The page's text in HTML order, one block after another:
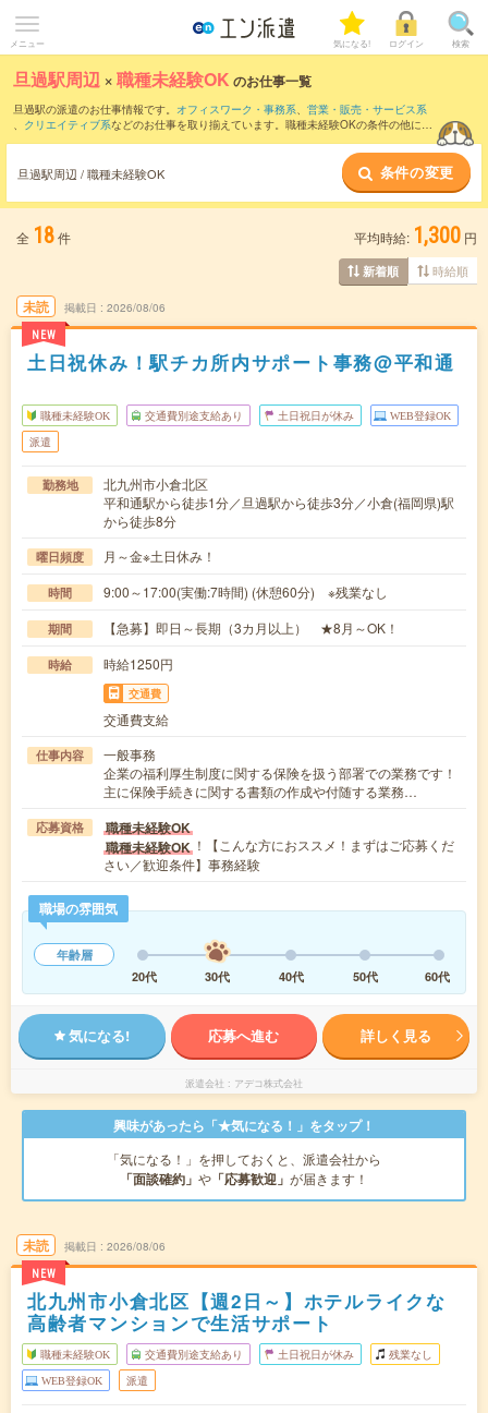
メニュー 気になる! ログイン 検索
旦過駅周辺 ×職種未経験OK のお仕事一覧
旦過駅の派遣のお仕事情報です。 オフィスワーク・事務系、 営業・販売・サービス系
、 クリエイティブ系などのお仕事を取り揃えています。職種未経験OKの条件の他に、
旦過駅周辺 / 職種未経験OK 条件の変更
全 18件 平均時給: 1,300 円
新着順 時給順
未読
NEW
掲載日 2026/08/06
土日祝休み！駅チカ所内サポート事務@平和通
職種未経験OK 交通費別途支給あり 土日祝日が休み WEB登録OK
派遣
勤務地
北九州市小倉北区
平和通駅から徒歩1分／旦過駅から徒歩3分／小倉(福岡県)駅
から徒歩8分
曜日頻度 月～金※土日休み！
時間 9:00～17:00(実働:7時間) (休憩60分) ※残業なし
期間 【急募】即日～長期（3カ月以上） ★8月～OK！
時給 時給1250円
交通費
交通費支給
仕事内容
一般事務
企業の福利厚生制度に関する保険を扱う部署での業務です！
主に保険手続きに関する書類の作成や付随する業務…
応募資格
職種未経験OK
職種未経験OK ！【こんな方におススメ！まずはご応募くだ
さい／歓迎条件】事務経験
職場の雰囲気
年齢層
20代
30代 40代 50代 60代
気になる! 応募へ進む 詳しく見る
派遣会社 アデコ株式会社
興味があったら「★気になる！」をタップ！
「気になる！」を押しておくと、派遣会社から
「面談確約」 や 「応募歓迎」 が届きます！
未読
NEW
掲載日 2026/08/06
北九州市小倉北区【週2日～】ホテルライクな
高齢者マンションで生活サポート
職種未経験OK 交通費別途支給あり 土日祝日が休み 残業なし
WEB登録OK 派遣